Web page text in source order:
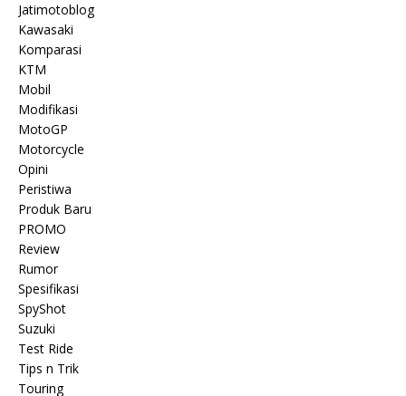
Jatimotoblog
Kawasaki
Komparasi
KTM
Mobil
Modifikasi
MotoGP
Motorcycle
Opini
Peristiwa
Produk Baru
PROMO
Review
Rumor
Spesifikasi
SpyShot
Suzuki
Test Ride
Tips n Trik
Touring